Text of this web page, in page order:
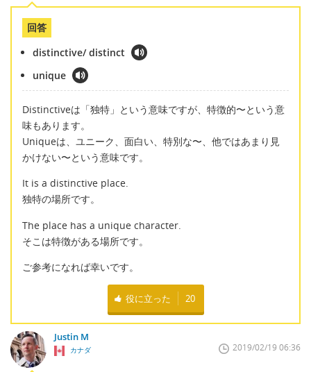
回答
distinctive/ distinct
unique
Distinctiveは「独特」という意味ですが、特徴的〜という意
味もあります。
Uniqueは、ユニーク、面白い、特別な〜、他ではあまり見
かけない〜という意味です。
It is a distinctive place.
独特の場所です。
The place has a unique character.
そこは特徴がある場所です。
ご参考になれば幸いです。
役に立った 20
Justin M
カナダ 2019/02/19 06:36